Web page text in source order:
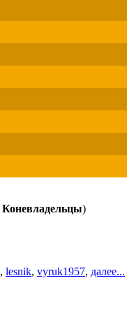
Коневладельцы)
, lesnik, vyruk1957, далее...